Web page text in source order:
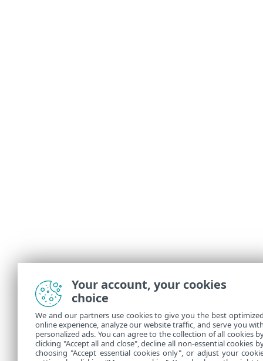
Your account, your cookies
choice
We and our partners use cookies to give you the best
online experience, analyze our website traffic, and serve you
personalized ads. You can agree to the collection of all cookies
clicking "Accept all and close", decline all non-essential cookies
choosing "Accept essential cookies only", or adjust your